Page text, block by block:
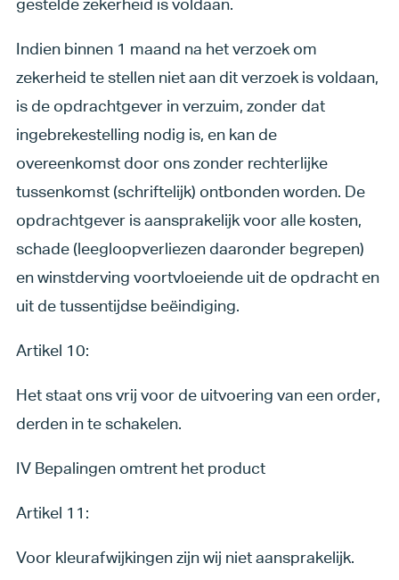
gestelde zekerheid is voldaan.
Indien binnen 1 maand na het verzoek om
zekerheid te stellen niet aan dit verzoek is voldaan,
is de opdrachtgever in verzuim, zonder dat
ingebrekestelling nodig is, en kan de
overeenkomst door ons zonder rechterlijke
tussenkomst (schriftelijk) ontbonden worden. De
opdrachtgever is aansprakelijk voor alle kosten,
schade (leegloopverliezen daaronder begrepen)
en winstderving voortvloeiende uit de opdracht en
uit de tussentijdse beëindiging.
Artikel 10:
Het staat ons vrij voor de uitvoering van een order,
derden in te schakelen.
IV Bepalingen omtrent het product
Artikel 11:
Voor kleurafwijkingen zijn wij niet aansprakelijk.